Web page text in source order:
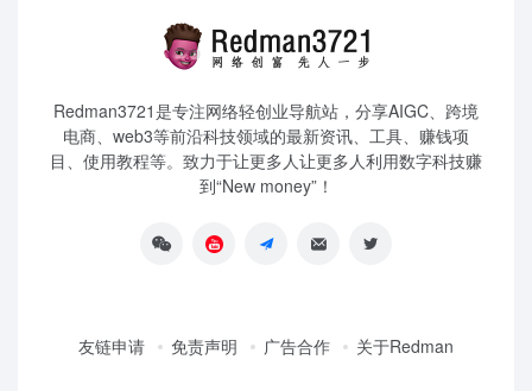
Redman3721是专注网络轻创业导航站，分享AIGC、跨境
电商、web3等前沿科技领域的最新资讯、工具、赚钱项
目、使用教程等。致力于让更多人让更多人利用数字科技赚
到“New money”！
友链申请 免责声明 广告合作 关于Redman